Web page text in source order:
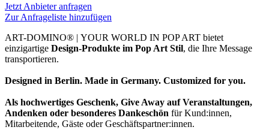
Jetzt Anbieter anfragen
Zur Anfrageliste hinzufügen
ART-DOMINO® | YOUR WORLD IN POP ART bietet
einzigartige Design-Produkte im Pop Art Stil, die Ihre Message
transportieren.
Designed in Berlin. Made in Germany. Customized for you.
Als hochwertiges Geschenk, Give Away auf Veranstaltungen,
Andenken oder besonderes Dankeschön für Kund:innen,
Mitarbeitende, Gäste oder Geschäftspartner:innen.